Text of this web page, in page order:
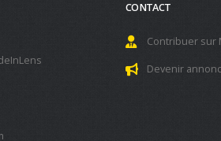
CONTACT
Contribuer sur
Devenir